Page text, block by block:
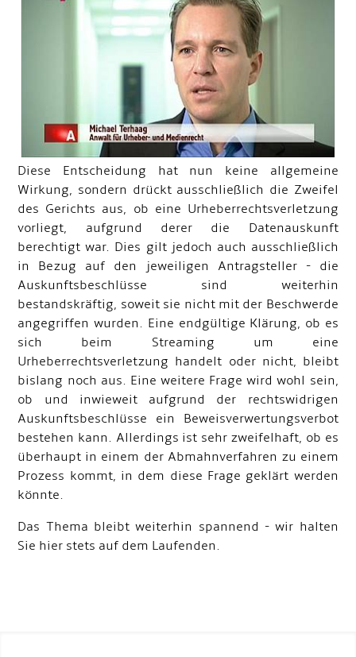
Diese Entscheidung hat nun keine allgemeine
Wirkung, sondern drückt ausschließlich die Zweifel
des Gerichts aus, ob eine Urheberrechtsverletzung
vorliegt, aufgrund derer die Datenauskunft
berechtigt war. Dies gilt jedoch auch ausschließlich
in Bezug auf den jeweiligen Antragsteller - die
Auskunftsbeschlüsse sind weiterhin
bestandskräftig, soweit sie nicht mit der Beschwerde
angegriffen wurden. Eine endgültige Klärung, ob es
sich beim Streaming um eine
Urheberrechtsverletzung handelt oder nicht, bleibt
bislang noch aus. Eine weitere Frage wird wohl sein,
ob und inwieweit aufgrund der rechtswidrigen
Auskunftsbeschlüsse ein Beweisverwertungsverbot
bestehen kann. Allerdings ist sehr zweifelhaft, ob es
überhaupt in einem der Abmahnverfahren zu einem
Prozess kommt, in dem diese Frage geklärt werden
könnte.
Das Thema bleibt weiterhin spannend - wir halten
Sie hier stets auf dem Laufenden.